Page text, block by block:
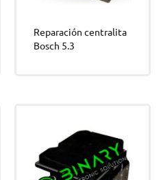
Reparación centralita
Bosch 5.3